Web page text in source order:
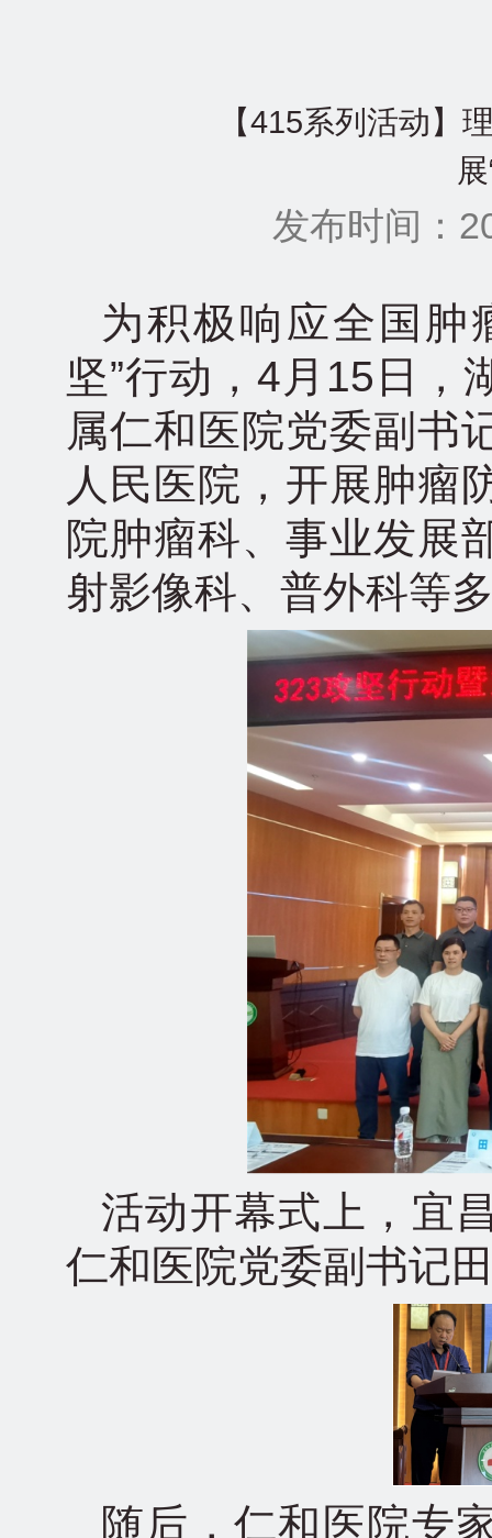
【415系列活动
发布时间：
为积极响应全国肿
坚”行动，4月15日
属仁和医院党委副书
人民医院，开展肿瘤
院肿瘤科、事业发展
射影像科、普外科等
活动开幕式上，宜
仁和医院党委副书记
随后，仁和医院专